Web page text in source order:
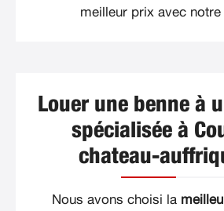
meilleur prix avec notre
Louer une benne à
spécialisée à
chateau-
Nous avons choisi la